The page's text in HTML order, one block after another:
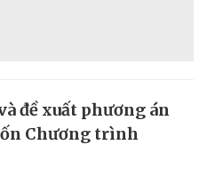
đề xuất phương án
Chương trình